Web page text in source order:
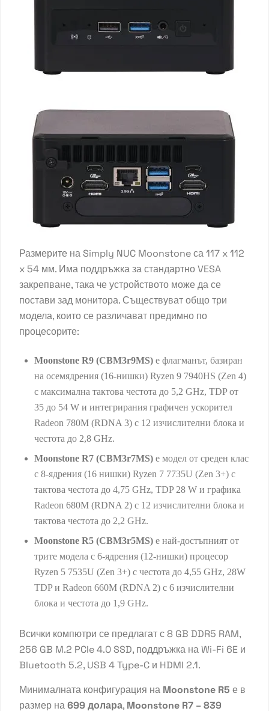
Размерите на Simply NUC Moonstone са 117 x 112
x 54 мм. Има поддръжка за стандартно VESA
закрепване, така че устройството може да се
постави зад монитора. Съществуват общо три
модела, които се различават предимно по
процесорите:
Moonstone R9 (CBM3r9MS) е флагманът, базиран
на осемядрения (16-нишки) Ryzen 9 7940HS (Zen 4)
с максимална тактова честота до 5,2 GHz, TDP от
35 до 54 W и интегрирания графичен ускорител
Radeon 780M (RDNA 3) с 12 изчислителни блока и
честота до 2,8 GHz.
Moonstone R7 (CBM3r7MS) е модел от среден клас
с 8-ядрения (16 нишки) Ryzen 7 7735U (Zen 3+) с
тактова честота до 4,75 GHz, TDP 28 W и графика
Radeon 680M (RDNA 2) с 12 изчислителни блока и
тактова честота до 2,2 GHz.
Moonstone R5 (CBM3r5MS) е най-достъпният от
трите модела с 6-ядрения (12-нишки) процесор
Ryzen 5 7535U (Zen 3+) с честота до 4,55 GHz, 28W
TDP и Radeon 660M (RDNA 2) с 6 изчислителни
блока и честота до 1,9 GHz.
Всички компютри се предлагат с 8 GB DDR5 RAM,
256 GB M.2 PCIe 4.0 SSD, поддръжка наWi-Fi 6E и
Bluetooth 5.2, USB 4 Type-C и HDMI 2.1.
Минималната конфигурация на Moonstone R5 е в
размер на699 долара, Moonstone R7 – 839